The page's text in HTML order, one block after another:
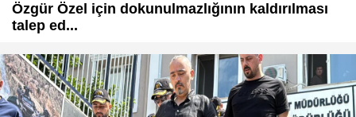
Özgür Özel için dokunulmazlığının kaldırılması
talep ed...